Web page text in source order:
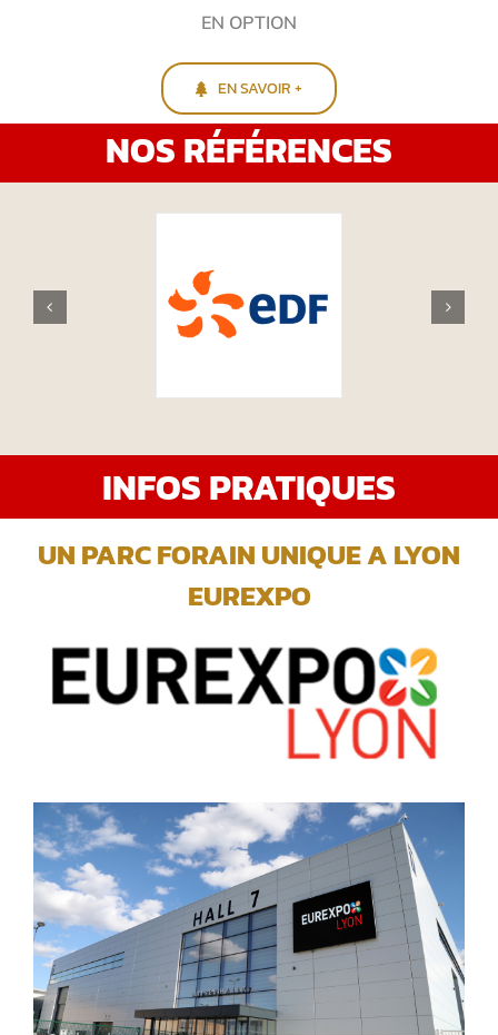
EN OPTION
EN SAVOIR +
NOS RÉFÉRENCES
INFOS PRATIQUES
UN PARC FORAIN UNIQUE A LYON
EUREXPO